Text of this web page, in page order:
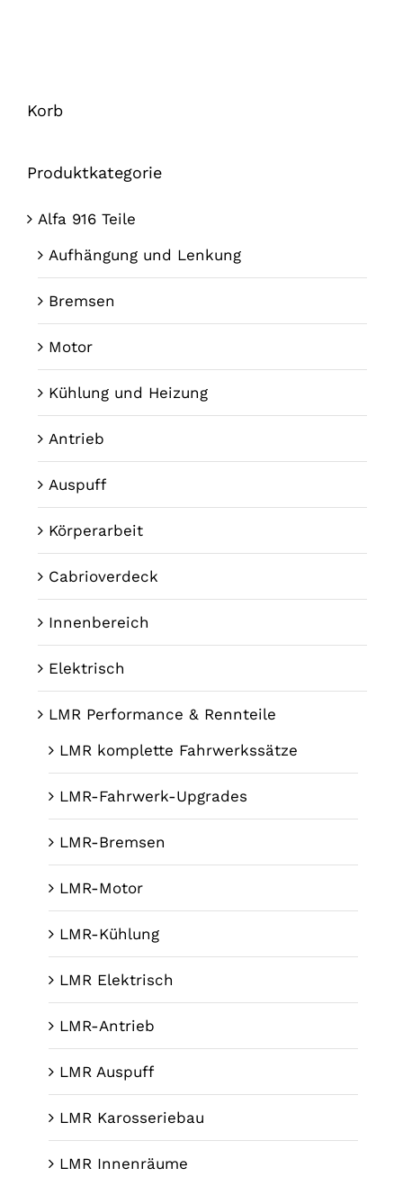
Korb
Produktkategorie
Alfa 916 Teile
Aufhängung und Lenkung
Bremsen
Motor
Kühlung und Heizung
Antrieb
Auspuff
Körperarbeit
Cabrioverdeck
Innenbereich
Elektrisch
LMR Performance & Rennteile
LMR komplette Fahrwerkssätze
LMR-Fahrwerk-Upgrades
LMR-Bremsen
LMR-Motor
LMR-Kühlung
LMR Elektrisch
LMR-Antrieb
LMR Auspuff
LMR Karosseriebau
LMR Innenräume